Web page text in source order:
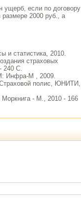
ущерб, если по договору
2000 руб., а
и статистика, 2010.
страховых
240 С.
Инфра-М , 2009.
полис, ЮНИТИ,
- М., 2010 - 166